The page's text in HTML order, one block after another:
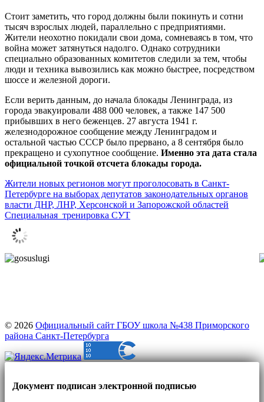
Стоит заметить, что город должны были покинуть и сотни
тысяч взрослых людей, параллельно с предприятиями.
Жители неохотно покидали свои дома, сомневаясь в том, что
война может затянуться надолго. Однако сотрудники
специально образованных комитетов следили за тем, чтобы
люди и техника вывозились как можно быстрее, посредством
шоссе и железной дороги.
Если верить данным, до начала блокады Ленинграда, из
города эвакуировали 488 000 человек, а также 147 500
прибывших в него беженцев. 27 августа 1941 г.
железнодорожное сообщение между Ленинградом и
остальной частью СССР было прервано, а 8 сентября было
прекращено и сухопутное сообщение. Именно эта дата стала
официальной точкой отсчета блокады города.
Навигация
по
записям
Жители новых регионов могут проголосовать в Санкт-
Петербурге на выборах депутатов законодательных органов
власти ДНР, ЛНР, Херсонской и Запорожской областей
Специальная тренировка СУТ
© 2026 Официальный сайт ГБОУ школа №438 Приморского
района Санкт-Петербурга
Документ подписан электронной подписью